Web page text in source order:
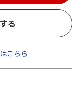
る
こちら